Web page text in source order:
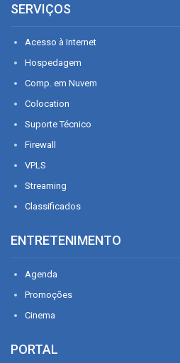
SERVIÇOS
Acesso à Internet
Hospedagem
Comp. em Nuvem
Colocation
Suporte Técnico
Firewall
VPLS
Streaming
Classificados
ENTRETENIMENTO
Agenda
Promoções
Cinema
PORTAL